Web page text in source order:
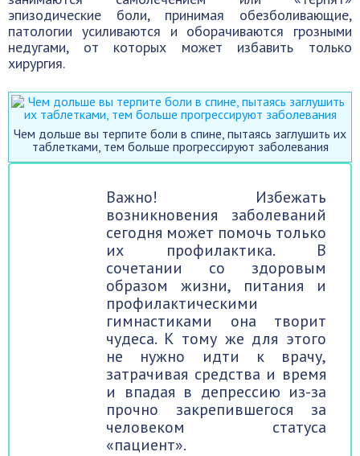
эпизодические боли, принимая обезболивающие,
патологии усиливаются и оборачиваются грозными
недугами, от которых может избавить только
хирургия.
Чем дольше вы терпите боли в спине, пытаясь заглушить их
таблетками, тем больше прогрессируют заболевания
Важно! Избежать
возникновения заболеваний
сегодня может помочь только
их профилактика. В
сочетании со здоровым
образом жизни, питания и
профилактическими
гимнастиками она творит
чудеса. К тому же для этого
не нужно идти к врачу,
затрачивая средства и время
и впадая в депрессию из-за
прочно закрепившегося за
человеком статуса
«пациент».